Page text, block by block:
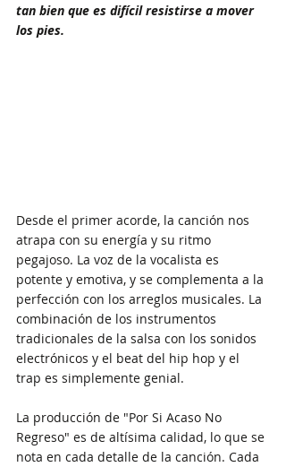
tan bien que es difícil resistirse a mover
los pies.
Desde el primer acorde, la canción nos
atrapa con su energía y su ritmo
pegajoso. La voz de la vocalista es
potente y emotiva, y se complementa a la
perfección con los arreglos musicales. La
combinación de los instrumentos
tradicionales de la salsa con los sonidos
electrónicos y el beat del hip hop y el
trap es simplemente genial.
La producción de "Por Si Acaso No
Regreso" es de altísima calidad, lo que se
nota en cada detalle de la canción. Cada